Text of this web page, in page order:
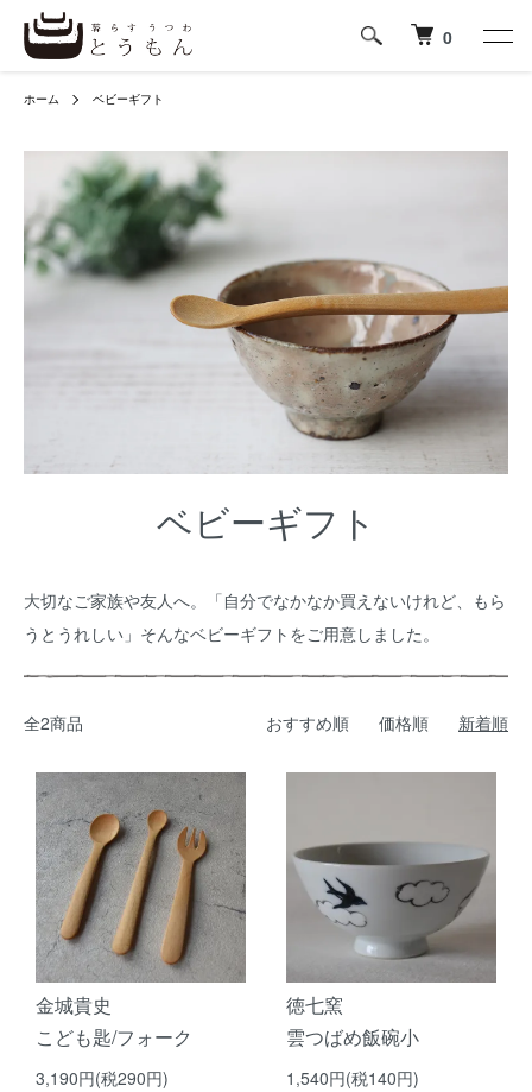
0
ホーム ベビーギフト
ベビーギフト
大切なご家族や友人へ。「自分でなかなか買えないけれど、もら
うとうれしい」そんなベビーギフトをご用意しました。
全2商品 おすすめ順 価格順 新着順
金城貴史
こども匙/フォーク
3,190円(税290円)
徳七窯
雲つばめ飯碗小
1,540円(税140円)